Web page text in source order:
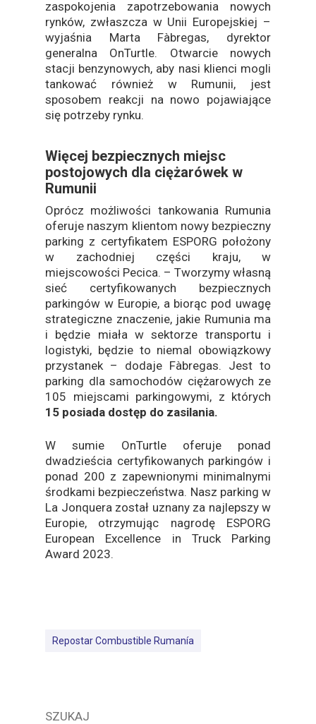
zaspokojenia zapotrzebowania nowych
rynków, zwłaszcza w Unii Europejskiej –
wyjaśnia Marta Fàbregas, dyrektor
generalna OnTurtle. Otwarcie nowych
stacji benzynowych, aby nasi klienci mogli
tankować również w Rumunii, jest
sposobem reakcji na nowo pojawiające
się potrzeby rynku.
Więcej bezpiecznych miejsc
postojowych dla ciężarówek w
Rumunii
Oprócz możliwości tankowania Rumunia
oferuje naszym klientom nowy bezpieczny
parking z certyfikatem ESPORG położony
w zachodniej części kraju, w
miejscowości Pecica. – Tworzymy własną
sieć certyfikowanych bezpiecznych
parkingów w Europie, a biorąc pod uwagę
strategiczne znaczenie, jakie Rumunia ma
i będzie miała w sektorze transportu i
logistyki, będzie to niemal obowiązkowy
przystanek – dodaje Fàbregas. Jest to
parking dla samochodów ciężarowych ze
105 miejscami parkingowymi, z których
15 posiada dostęp do zasilania.
W sumie OnTurtle oferuje ponad
dwadzieścia certyfikowanych parkingów i
ponad 200 z zapewnionymi minimalnymi
środkami bezpieczeństwa. Nasz parking w
La Jonquera został uznany za najlepszy w
Europie, otrzymując nagrodę ESPORG
European Excellence in Truck Parking
Award 2023.
Repostar Combustible Rumanía
SZUKAJ